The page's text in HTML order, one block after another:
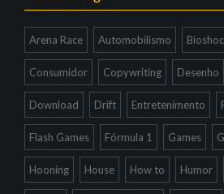
Arena Race Automobilismo
Consumidor Copywriting Desenho
Download Drift Entretenimento
Flash Games Fórmula 1 Games
Hooning House How to Humor